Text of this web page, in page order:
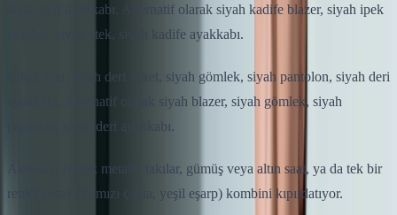
siyah deri ayakkabı. Alternatif olarak siyah kadife blazer, siyah ipek
gömlek, siyah etek, siyah kadife ayakkabı.
Erkek için: siyah deri ceket, siyah gömlek, siyah pantolon, siyah deri
ayakkabı. Alternatif olarak siyah blazer, siyah gömlek, siyah
pantolon, siyah deri ayakkabı.
Aksesuar olarak metalik takılar, gümüş veya altın saat, ya da tek bir
renkli detay (kırmızı çanta, yeşil eşarp) kombini kıpırdatıyor.